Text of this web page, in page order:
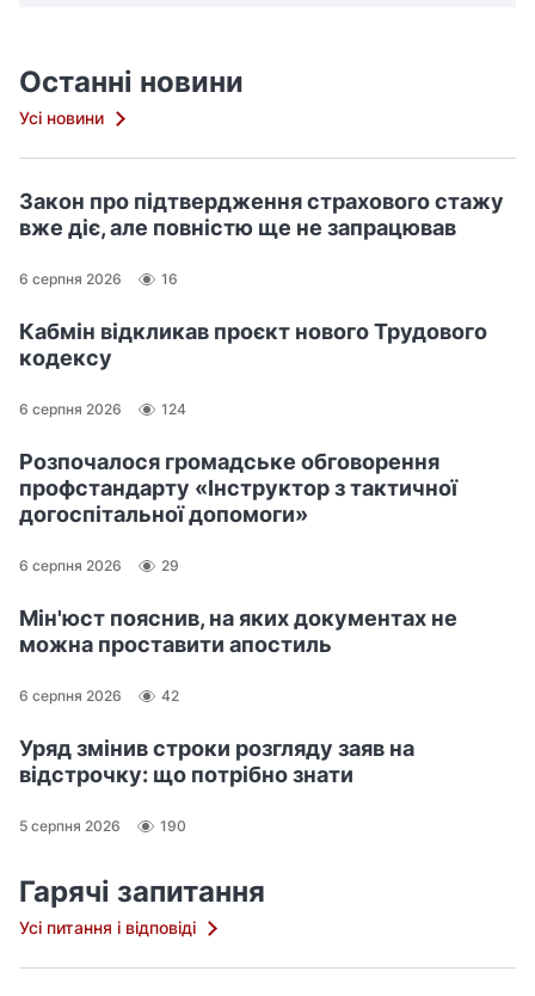
Останні новини
Усі новини
Закон про підтвердження страхового стажу
вже діє, але повністю ще не запрацював
6 серпня 2026 16
Кабмін відкликав проєкт нового Трудового
кодексу
6 серпня 2026 124
Розпочалося громадське обговорення
профстандарту «Інструктор з тактичної
догоспітальної допомоги»
6 серпня 2026 29
Мін'юст пояснив, на яких документах не
можна проставити апостиль
6 серпня 2026 42
Уряд змінив строки розгляду заяв на
відстрочку: що потрібно знати
5 серпня 2026 190
Гарячі запитання
Усі питання і відповіді